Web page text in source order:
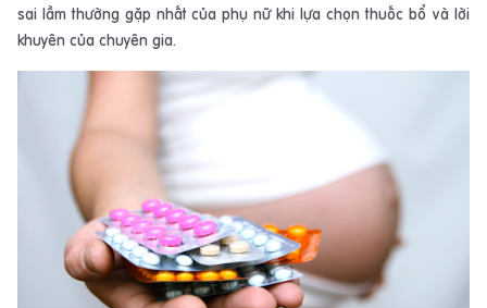
sai lầm thường gặp nhất của phụ nữ khi lựa chọn thuốc bổ và lời
khuyên của chuyên gia.